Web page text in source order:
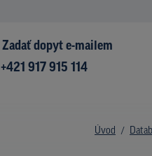
Zadať dopyt e-mailem
+421 917 915 114
Úvod